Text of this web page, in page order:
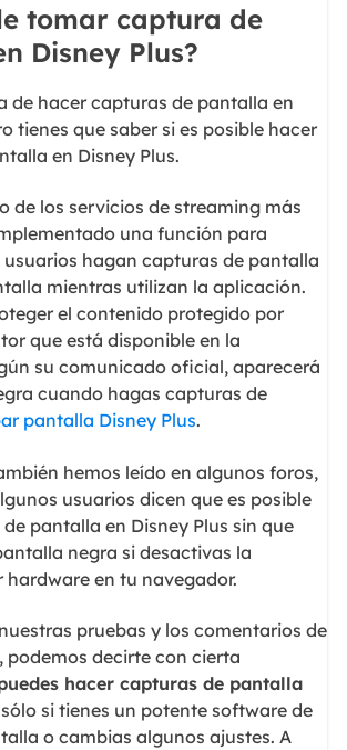
tomar captura de
Disney Plus?
de hacer capturas de pantalla en
tienes que saber si es posible hacer
en Disney Plus.
de los servicios de streaming más
una función para
usuarios hagan capturas de pantalla
mientras utilizan la aplicación.
el contenido protegido por
que está disponible en la
su comunicado oficial, aparecerá
cuando hagas capturas de
pantalla Disney Plus.
hemos leído en algunos foros,
usuarios dicen que es posible
pantalla en Disney Plus sin que
negra si desactivas la
hardware en tu navegador.
pruebas y los comentarios de
podemos decirte con cierta
hacer capturas de pantalla
si tienes un potente software de
o cambias algunos ajustes. A